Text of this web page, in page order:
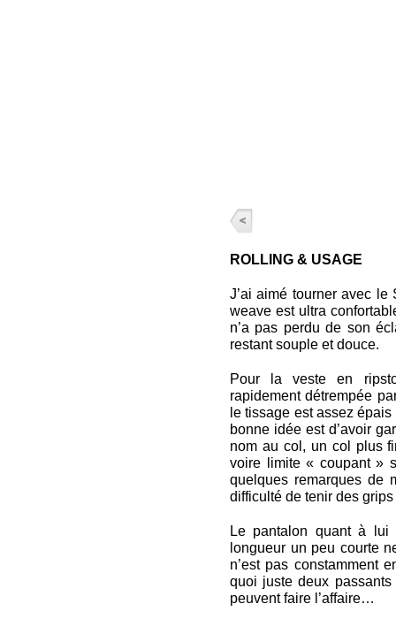
ROLLING & USAGE
J’ai aimé tourner avec
weave est ultra
n’a pas perdu de son
restant souple et douce.
Pour la veste en
rapidement détrempée
le tissage est assez
bonne idée est d’avoir
nom au col, un col plus
voire limite « coupant »
quelques remarques de
difficulté de tenir des
Le pantalon quant à lui
longueur un peu courte
n’est pas constamment
quoi juste deux
peuvent faire l’affaire…